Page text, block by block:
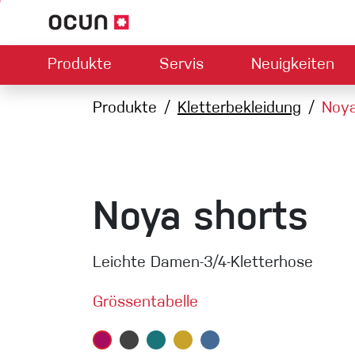
Produkte
Kletterschuhe
Bouldermatten
Via ferrata
Schlingen
Helme
Hardware
Karabiner
Servis
Händlersuche Kontakt Downloads
Neuigkeiten
Climbing
Über uns
Produkte Kletterbekleidung
Noya shorts
Leichte Damen-3/4-Kletterhose
Grössentabelle